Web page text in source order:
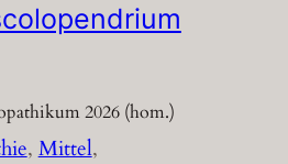
2026 (hom.)
, Mittel